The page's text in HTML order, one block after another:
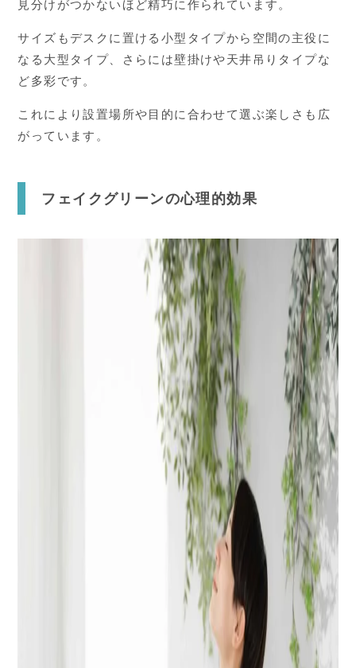
見分けがつかないほど精巧に作られています。
サイズもデスクに置ける小型タイプから空間の主役に
なる大型タイプ、さらには壁掛けや天井吊りタイプな
ど多彩です。
これにより設置場所や目的に合わせて選ぶ楽しさも広
がっています。
フェイクグリーンの心理的効果